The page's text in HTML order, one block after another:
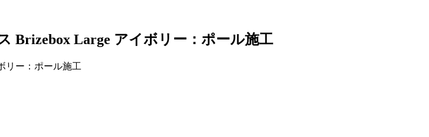
Brizebox Large アイボリー：ポール施工